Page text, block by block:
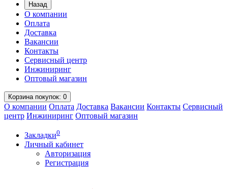
Назад
О компании
Оплата
Доставка
Вакансии
Контакты
Сервисный центр
Инжиниринг
Оптовый магазин
Корзинапокупок: 0
О компании Оплата Доставка Вакансии Контакты Сервисный
центр Инжиниринг Оптовый магазин
Закладки0
Личный кабинет
Авторизация
Регистрация